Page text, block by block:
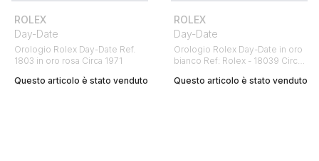
ROLEX
Day-Date
Orologio Rolex Day-Date Ref.
1803 in oro rosa Circa 1971
Questo articolo è stato venduto
ROLEX
Day-Date
Orologio Rolex Day-Date in oro
bianco Ref: Rolex - 18039 Circa
Questo articolo è stato venduto